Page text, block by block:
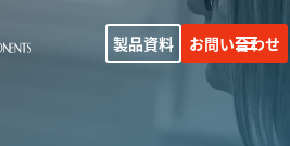
製品資料 お問い合わせ